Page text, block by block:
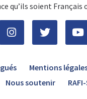
qu’ils soient Français
Mentions
Nous soutenir